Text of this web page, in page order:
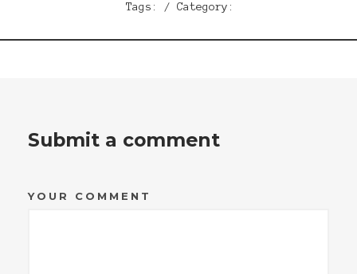
Tags: / Category:
Submit a comment
YOUR COMMENT